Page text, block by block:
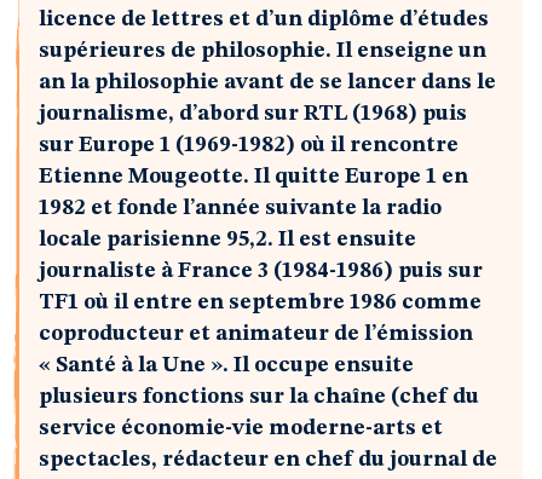
licence de lettres et d’un diplôme d’études
supérieures de philosophie. Il enseigne un
an la philosophie avant de se lancer dans le
journalisme, d’abord sur RTL (1968) puis
sur Europe 1 (1969-1982) où il rencontre
Etienne Mougeotte. Il quitte Europe 1 en
1982 et fonde l’année suivante la radio
locale parisienne 95,2. Il est ensuite
journaliste à France 3 (1984-1986) puis sur
TF1 où il entre en septembre 1986 comme
coproducteur et animateur de l’émission
« Santé à la Une ». Il occupe ensuite
plusieurs fonctions sur la chaîne (chef du
service économie-vie moderne-arts et
spectacles, rédacteur en chef du journal de